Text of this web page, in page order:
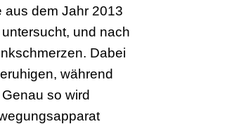
aus dem Jahr 2013
und nach
Dabei
während
so wird